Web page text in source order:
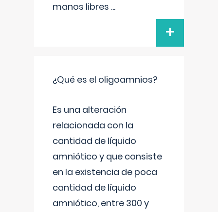
manos libres ...
+
¿Qué es el oligoamnios?
Es una alteración
relacionada con la
cantidad de líquido
amniótico y que consiste
en la existencia de poca
cantidad de líquido
amniótico, entre 300 y